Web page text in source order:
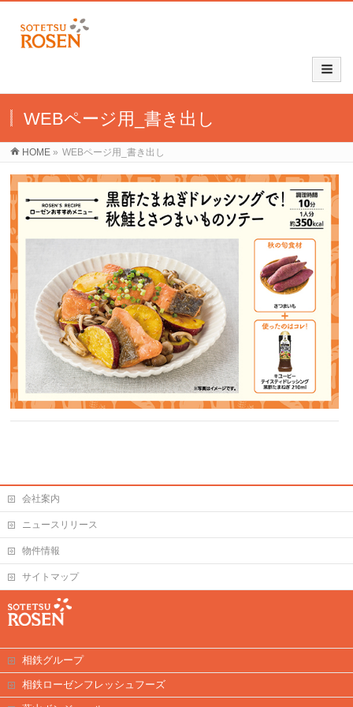
WEBページ用_書き出し
HOME » WEBページ用_書き出し
会社案内
ニュースリリース
物件情報
サイトマップ
相鉄グループ
相鉄ローゼンフレッシュフーズ